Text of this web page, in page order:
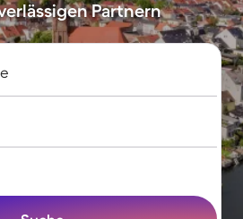
Partnern